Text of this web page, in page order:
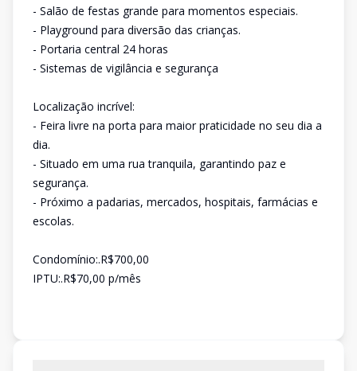
- Salão de festas grande para momentos especiais.
- Playground para diversão das crianças.
- Portaria central 24 horas
- Sistemas de vigilância e segurança
Localização incrível:
- Feira livre na porta para maior praticidade no seu dia a
dia.
- Situado em uma rua tranquila, garantindo paz e
segurança.
- Próximo a padarias, mercados, hospitais, farmácias e
escolas.
Condomínio:.R$700,00
IPTU:.R$70,00 p/mês